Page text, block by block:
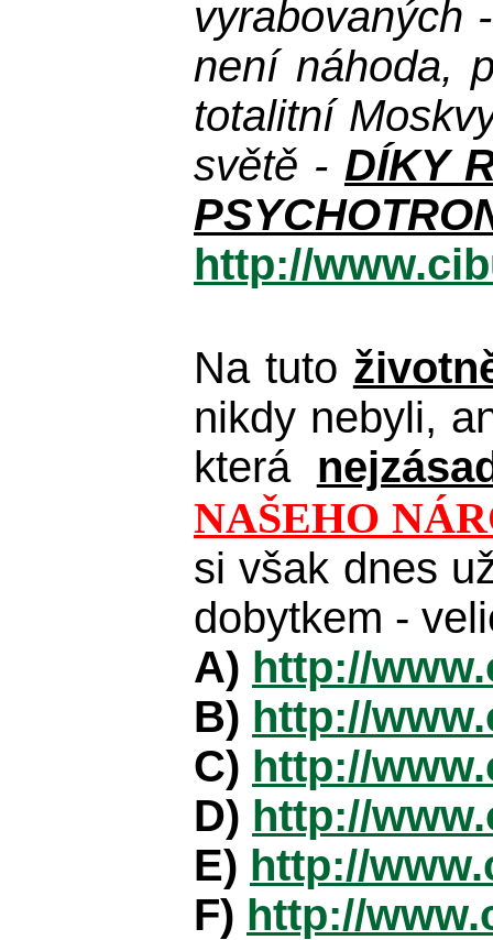
vyrabovaných
není náhoda,
totalitní
světě - DÍKY
http://
Na tuto
nikdy nebyli,
která
NAŠEHO
si však dnes
dobytkem -
A) http://
B) http://
C) http://
D) http://
E) http://
F) http://